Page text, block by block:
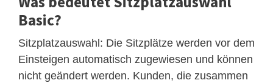
Basic?
Sitzplatzauswahl: Die Sitzplätze werden vor dem
Einsteigen automatisch zugewiesen und können
nicht geändert werden. Kunden, die zusammen